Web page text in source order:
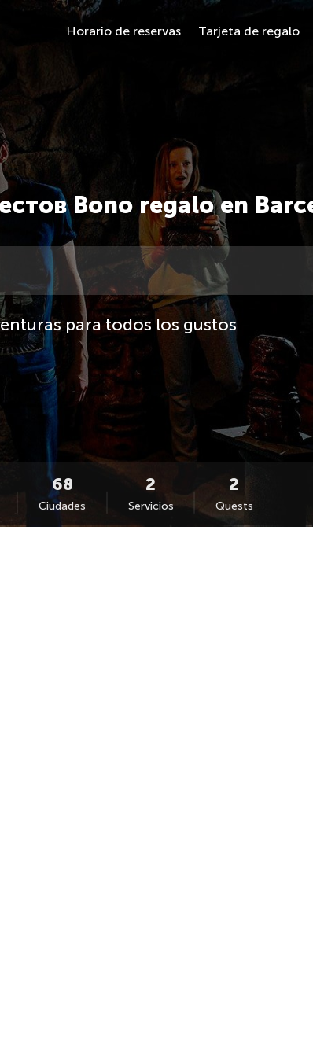
Horario de reservas Tarjeta de regalo
Bono regalo en
para todos los gustos
Ciudades Servicios Quests